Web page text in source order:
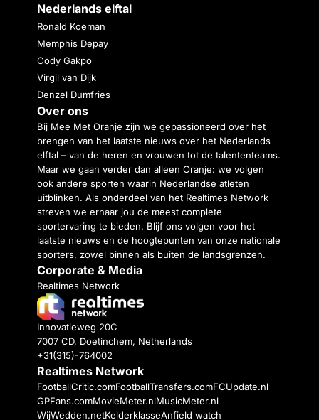
Nederlands elftal
Ronald Koeman
Memphis Depay
Cody Gakpo
Virgil van Dijk
Denzel Dumfries
Over ons
Bij Mee Met Oranje zijn we gepassioneerd over het
brengen van het laatste nieuws over het Nederlands
elftal – van de heren en vrouwen tot de talententeams.
Maar we gaan verder dan alleen Oranje: we volgen
ook andere sporten waarin Nederlandse atleten
uitblinken. Als onderdeel van het Realtimes Network
streven we ernaar jou de meest complete
sportervaring te bieden. Blijf ons volgen voor het
laatste nieuws en de hoogtepunten van onze nationale
sporters, zowel binnen als buiten de landsgrenzen.
Corporate & Media
Realtimes Network
Innovatieweg 20C
7007 CD, Doetinchem, Netherlands
+31(315)-764002
Realtimes Network
FootballCritic.comFootballTransfers.comFCUpdate.nl
GPFans.comMovieMeter.nlMusicMeter.nl
WijWedden.netKelderklasseAnfield watch